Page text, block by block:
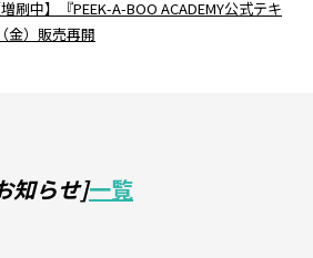
刷中】『PEEK-A-BOO ACADEMY公式テキ
金）販売再開
知らせ]一覧